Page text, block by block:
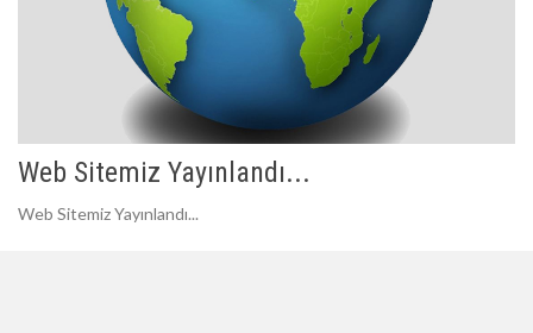
Web Sitemiz Yayınlandı...
Web Sitemiz Yayınlandı...